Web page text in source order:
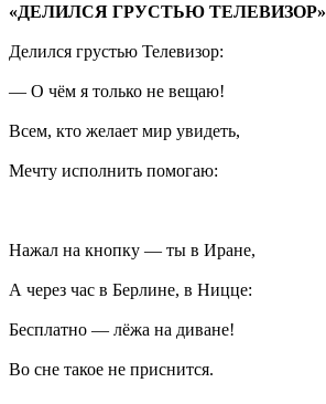
«ДЕЛИЛСЯ ГРУСТЬЮ ТЕЛЕВИЗОР»
Делился грустью Телевизор:
— О чём я только не вещаю!
Всем, кто желает мир увидеть,
Мечту исполнить помогаю:
Нажал на кнопку — ты в Иране,
А через час в Берлине, в Ницце:
Бесплатно — лёжа на диване!
Во сне такое не приснится.